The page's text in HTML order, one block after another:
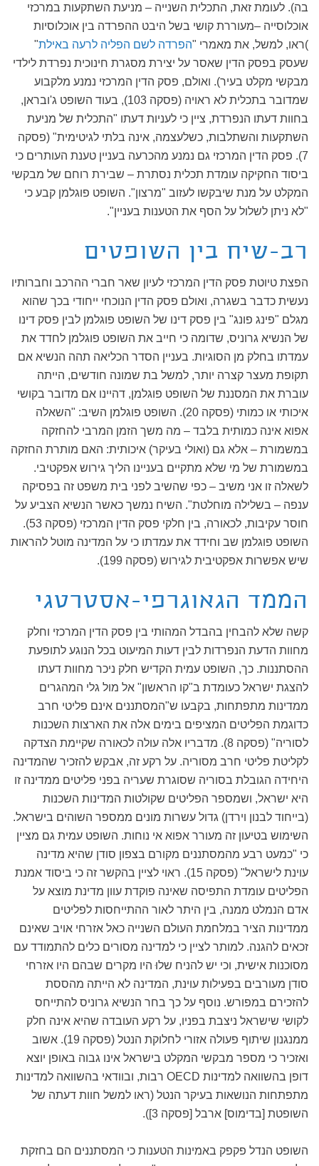
בה). לעומת זאת, התכלית השנייה – מניעת השתקעות במרכזי
אוכלוסייה –מעוררת קושי בשל היבט ההפרדה בין אוכלוסיות
)ראו, למשל, את מאמרי "הפרדה לשם הפליה לרעה באילת"
שעסק בפסק הדין שאסר על יצירת מסגרת חינוכית נפרדת לילדי
מבקשי מקלט בעיר). ואולם, פסק הדין המרכזי נמנע מלקבוע
שמדובר בתכלית לא ראויה (פסקה 103), בעוד השופט ג'ובראן,
בחוות דעתו הנפרדת, ציין כי לעניות דעתו "התכלית של מניעת
השתקעות והשתלבות, כשלעצמה, אינה בלתי לגיטימית" (פסקה
7). פסק הדין המרכזי גם נמנע מהכרעה בעניין טענת העותרים כי
ביסוד החקיקה עומדת תכלית נסתרת – שבירת רוחם של מבקשי
המקלט על מנת שיבקשו לעזוב "מרצון". השופט פוגלמן קבע כי
"לא ניתן לשלול על הסף את הטענות בעניין".
רב-שיח בין השופטים
הפצת טיוטת פסק הדין המרכזי לעיון שאר חברי ההרכב וחברותיו
נעשית כדבר בשגרה, ואולם פסק הדין הנוכחי ייחודי בכך שהוא
מגלם "פינג פונג" בין פסק דינו של השופט פוגלמן לבין פסק דינו
של הנשיא גרוניס, שדומה כי חייב את השופט פוגלמן לחדד את
עמדתו בחלק מן הסוגיות. בעניין הסדר הכליאה תהה הנשיא אם
תקופת מעצר קצרה יותר, למשל בת שמונה חודשים, הייתה
עוברת את המסננת של השופט פוגלמן, דהיינו אם מדובר בקושי
איכותי או כמותי (פסקה 20). השופט פוגלמן השיב: "השאלה
אפוא אינה כמותית בלבד – מה משך הזמן המרבי להחזקה
במשמורת – אלא גם (ואולי בעיקר) איכותית: האם מותרת החזקה
במשמורת של מי שלא מתקיים בעניינו הליך גירוש אפקטיבי.
לשאלה זו אני משיב – כפי שהשיב לפני בית משפט זה בפסיקה
ענפה – בשלילה מוחלטת". השיח נמשך כאשר הנשיא הצביע על
חוסר עקיבות, לכאורה, בין חלקי פסק הדין המרכזי (פסקה 53).
השופט פוגלמן שב וחידד את עמדתו כי על המדינה מוטל להראות
שיש אפשרות אפקטיבית לגירוש (פסקה 199).
הממד הגאוגרפי-אסטרטגי
קשה שלא להבחין בהבדל המהותי בין פסק הדין המרכזי וחלק
מחוות הדעת הנפרדות לבין דעות המיעוט בכל הנוגע לתופעת
ההסתננות. כך, השופט עמית הקדיש חלק ניכר מחוות דעתו
להצגת ישראל כעומדת ב"קו הראשון" אל מול גלי המהגרים
ממדינות מתפתחות, בקבעו ש"המסתננים אינם פליטי חרב
כדוגמת הפליטים המציפים בימים אלה את הארצות השכנות
לסוריה" (פסקה 8). מדבריו אלה עולה לכאורה שקיימת הצדקה
לקליטת פליטי חרב מסוריה. על רקע זה, אבקש להזכיר שהמדינה
היחידה הגובלת בסוריה שסוגרת שעריה בפני פליטים ממדינה זו
היא ישראל, ושמספר הפליטים שקולטות המדינות השכנות
(בייחוד לבנון וירדן) גדול עשרות מונים ממספר השוהים בישראל.
השימוש בטיעון זה מעורר אפוא אי נוחות. השופט עמית גם מציין
כי "כמעט רבע מהמסתננים מקורם בצפון סודן שהיא מדינה
עוינת לישראל" (פסקה 15). ראוי לציין בהקשר זה כי ביסוד אמנת
הפליטים עומדת התפיסה שאינה פוקדת עוון מדינת מוצא על
אדם הנמלט ממנה, בין היתר לאור ההתייחסות לפליטים
ממדינות הציר במלחמת העולם השנייה כאל אזרחי אויב שאינם
זכאים להגנה. למותר לציין כי למדינה מסורים כלים להתמודד עם
מסוכנות אישית, וכי יש להניח שלוּ היו מקרים שבהם היו אזרחי
סודן מעורבים בפעילות עוינת, המדינה לא הייתה מהססת
להזכירם במפורש. נוסף על כך בחר הנשיא גרוניס להתייחס
לקושי שישראל ניצבת בפניו, על רקע העובדה שהיא אינה חלק
ממנגנון שיתוף פעולה אזורי לחלוקת הנטל (פסקה 19). אשוב
ואזכיר כי מספר מבקשי המקלט בישראל אינו גבוה באופן יוצא
דופן בהשוואה למדינות OECD רבות, ובוודאי בהשוואה למדינות
מתפתחות הנושאות בעיקר הנטל (ראו למשל חוות דעתה של
השופטת [בדימוס] ארבל [פסקה 3]).
השופט הנדל פקפק באמינות הטענות כי המסתננים הם בחזקת